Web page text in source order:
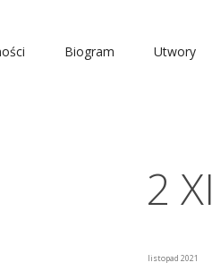
Biogram Utwory
2 XI
listopad 2021